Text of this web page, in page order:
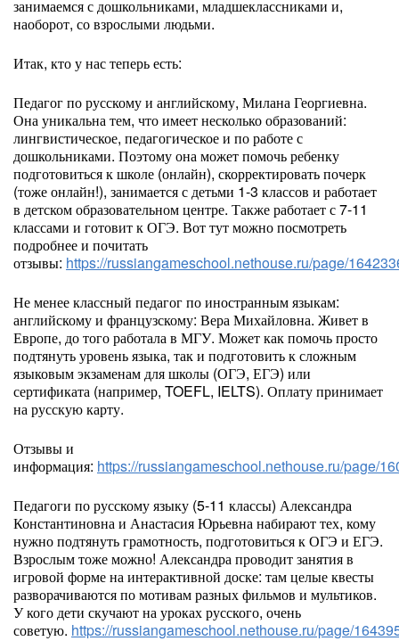
занимаемся с дошкольниками, младшеклассниками и,
наоборот, со взрослыми людьми.
Итак, кто у нас теперь есть:
Педагог по русскому и английскому, Милана Георгиевна.
Она уникальна тем, что имеет несколько образований:
лингвистическое, педагогическое и по работе с
дошкольниками. Поэтому она может помочь ребенку
подготовиться к школе (онлайн), скорректировать почерк
(тоже онлайн!), занимается с детьми 1-3 классов и работает
в детском образовательном центре. Также работает с 7-11
классами и готовит к ОГЭ. Вот тут можно посмотреть
подробнее и почитать
отзывы: https://russiangameschool.nethouse.ru/page/
Не менее классный педагог по иностранным языкам:
английскому и французскому: Вера Михайловна. Живет в
Европе, до того работала в МГУ. Может как помочь просто
подтянуть уровень языка, так и подготовить к сложным
языковым экзаменам для школы (ОГЭ, ЕГЭ) или
сертификата (например, TOEFL, IELTS). Оплату принимает
на русскую карту.
Отзывы и
информация: https://russiangameschool.nethouse.ru/page/
Педагоги по русскому языку (5-11 классы) Александра
Константиновна и Анастасия Юрьевна набирают тех, кому
нужно подтянуть грамотность, подготовиться к ОГЭ и ЕГЭ.
Взрослым тоже можно! Александра проводит занятия в
игровой форме на интерактивной доске: там целые квесты
разворачиваются по мотивам разных фильмов и мультиков.
У кого дети скучают на уроках русского, очень
советую. https://russiangameschool.nethouse.ru/page/